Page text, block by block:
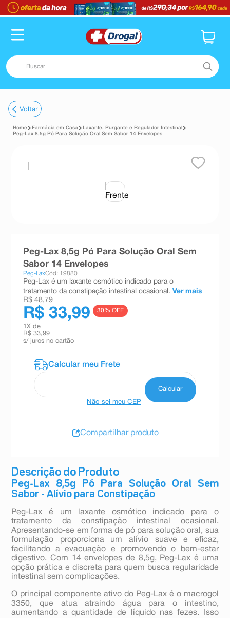
Buscar
1º fralda
2º pampers confort sec max
lenço umedecido
esmalte
10ºabsorvente
Voltar
Farmácia em Casa
Laxante, Purgante e Regulador Intestinal
Peg-Lax 8,5g Pó Para Solução Oral Sem Sabor 14 Envelopes
Descrição do Produto
Peg-Lax 8,5g Pó Para Solução Oral Sem
Sabor - Alívio para Constipação
Peg-Lax é um laxante osmótico indicado para o
tratamento da constipação intestinal ocasional.
Apresentando-se em forma de pó para solução oral, sua
formulação proporciona um alívio suave e eficaz,
facilitando a evacuação e promovendo o bem-estar
digestivo. Com 14 envelopes de 8,5g, Peg-Lax é uma
opção prática e discreta para quem busca regularidade
intestinal sem complicações.
O principal componente ativo do Peg-Lax é o macrogol
3350, que atua atraindo água para o intestino,
aumentando a quantidade de líquido nas fezes. Isso
Peg-Lax 8,5g Pó Para Solução Oral Sem
Sabor 14 Envelopes
Peg-LaxCód: 19880
Peg-Lax é um laxante osmótico indicado para o
tratamento da constipação intestinal ocasional. Ver mais
R$ 48,79
R$ 33,99 30% OFF
1 X de
R$ 33,99
s/ juros no cartão
Não sei meu CEP
Compartilhar produto